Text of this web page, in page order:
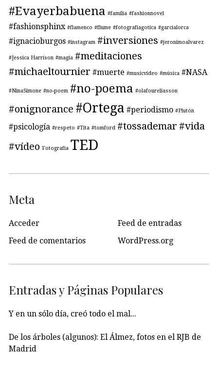
#Evayerbabuena #familia #fashionnovel
#fashionsphinx #flamenco #flume #fotografiagotica #garcialorca
#ignacioburgos #instagram #inversiones #jeronimoalvarez
#Jessica Harrison #magia #meditaciones
#michaeltournier #muerte #musicvideo #música #NASA
#NinaSimone #no-poem #no-poema #olafoureliasson
#onignorance #Ortega #periodismo #Plutón
#psicología #respeto #Tita #tomford #tossademar #vida
#vídeo Fotografía TED
Meta
Acceder
Feed de entradas
Feed de comentarios
WordPress.org
Entradas y Páginas Populares
Y en un sólo día, creó todo el mal...
De los árboles (algunos): El Álmez, fotos en el RJB de
Madrid